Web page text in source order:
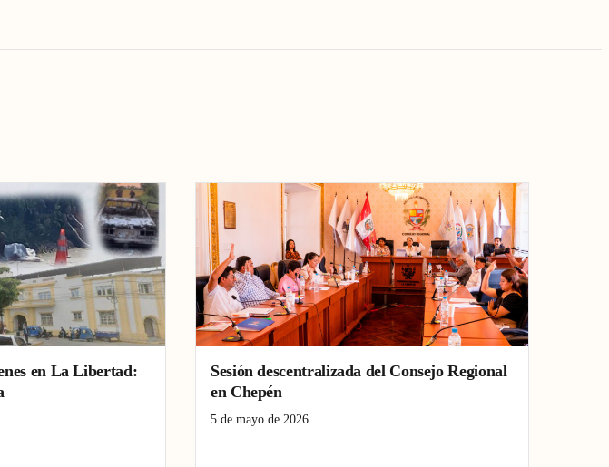
en La Libertad:
Sesión descentralizada del Consejo Regional
en Chepén
5 de mayo de 2026